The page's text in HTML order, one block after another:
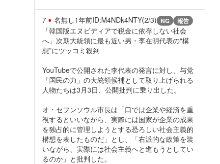
7 名無し1年前ID:M4NDk4NTY(2/3) NG 報告
「韓国版エヌビディアで税金に依存しない社会
へ」次期大統領に最も近い男・李在明代表の“構
想”にツッコミ殺到
YouTubeで公開された李代表の発言に対し、与党
「国民の力」の大統領候補として取り上げられる
人物たちは3月3日、公開批判に乗り出した。
オ・セフンソウル市長は「口では企業や経済を重
視するといいながら、実際には国家が企業の成果
を独占的に管理しようとする恐ろしい社会主義的
構想を表したものだ」とし、「右派的な政策を装
いながら、実際には社会主義へと進もうとしてい
るのか」と批判した。